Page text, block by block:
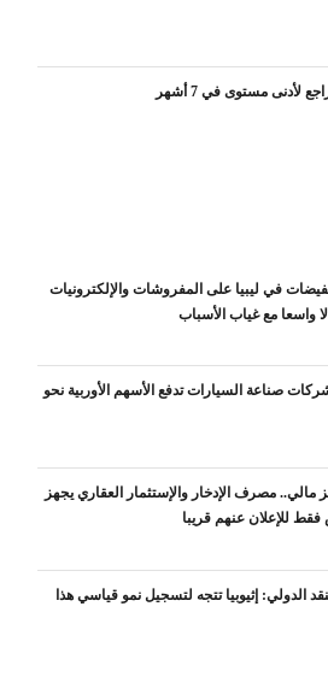
لأدنى مستوى في 7 أشهر
في ليبيا على المفروشات والإلكترونيات
واسعا مع غياب الأسباب
صناعة السيارات تدفع الأسهم الأوربية نحو
مالي.. مصرف الإدخار والإستثمار العقاري يجهز
الدولي: إثيوبيا تتجه لتسجيل نمو قياسي هذا